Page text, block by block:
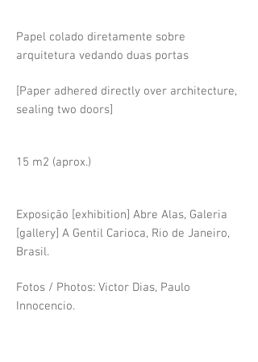
Papel colado diretamente sobre
arquitetura vedando duas portas
[Paper adhered directly over architecture,
sealing two doors]
15 m2 (aprox.)
Exposição [exhibition] Abre Alas, Galeria
[gallery] A Gentil Carioca, Rio de Janeiro,
Brasil.
Fotos / Photos: Victor Dias, Paulo
Innocencio.